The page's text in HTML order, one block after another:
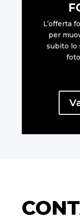
L’offerta
per
subito lo